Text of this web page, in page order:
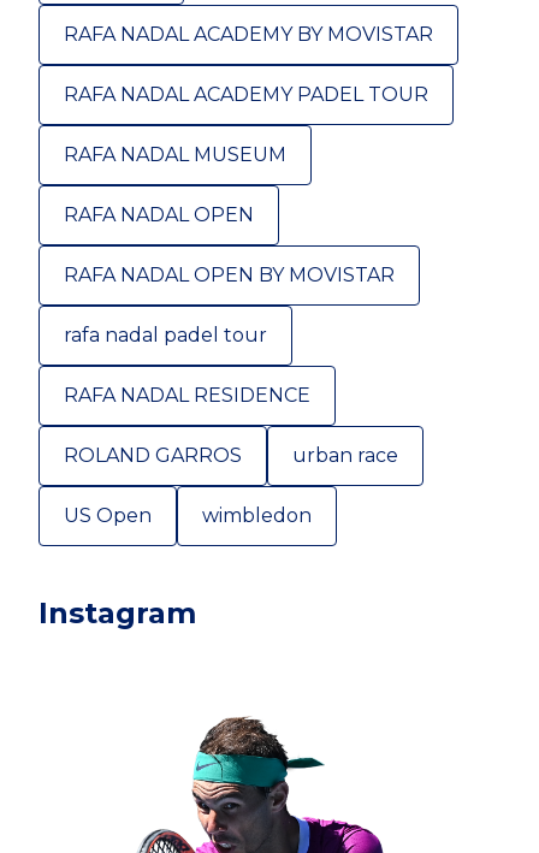
RAFA NADAL ACADEMY BY MOVISTAR
RAFA NADAL ACADEMY PADEL TOUR
RAFA NADAL MUSEUM
RAFA NADAL OPEN
RAFA NADAL OPEN BY MOVISTAR
rafa nadal padel tour
RAFA NADAL RESIDENCE
ROLAND GARROS urban race
US Open wimbledon
Instagram